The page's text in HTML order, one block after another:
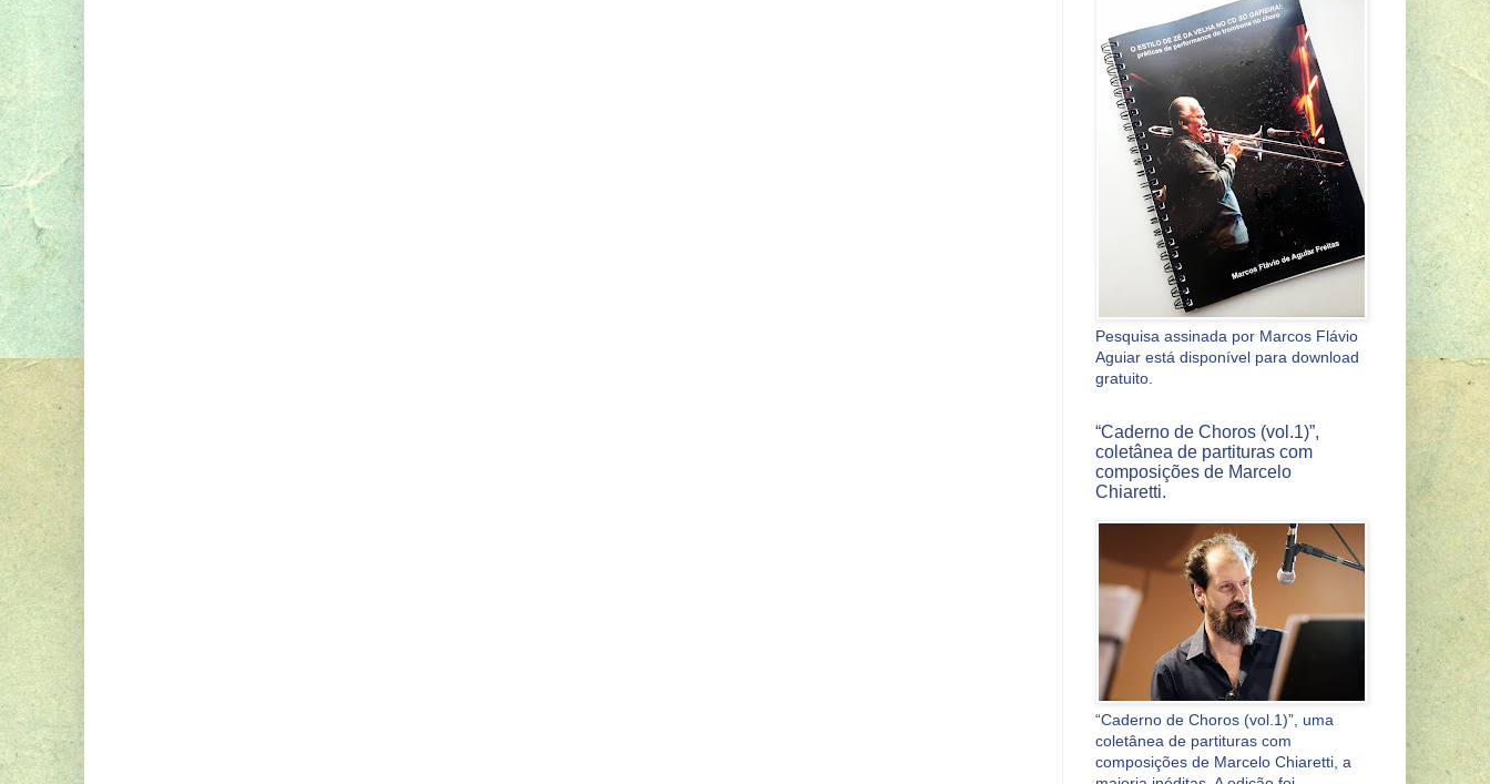
Pesquisa assinada por Marcos Flávio
Aguiar está disponível para download
gratuito.
“Caderno de Choros (vol.1)”,
coletânea de partituras com
composições de Marcelo
Chiaretti.
“Caderno de Choros (vol.1)”, uma
coletânea de partituras com
composições de Marcelo Chiaretti, a